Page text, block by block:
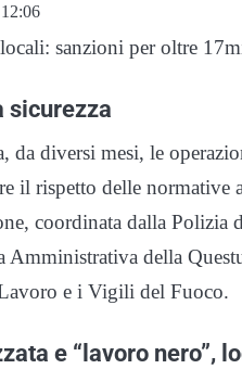
sanzioni per oltre
sicurezza
da diversi mesi, le
il rispetto delle normative
coordinata dalla
Amministrativa della
e i Vigili del Fuoco.
e “lavoro nero”,